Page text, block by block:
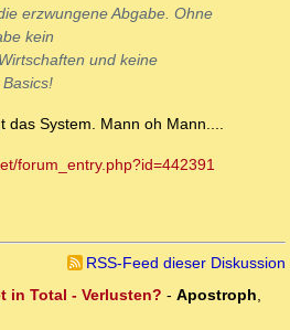
erzwungene Abgabe. Ohne
kein
und keine
das System. Mann oh Mann....
forum_entry.php?id=442391
RSS-Feed dieser Diskussion
in Total - Verlusten? - Apostroph,